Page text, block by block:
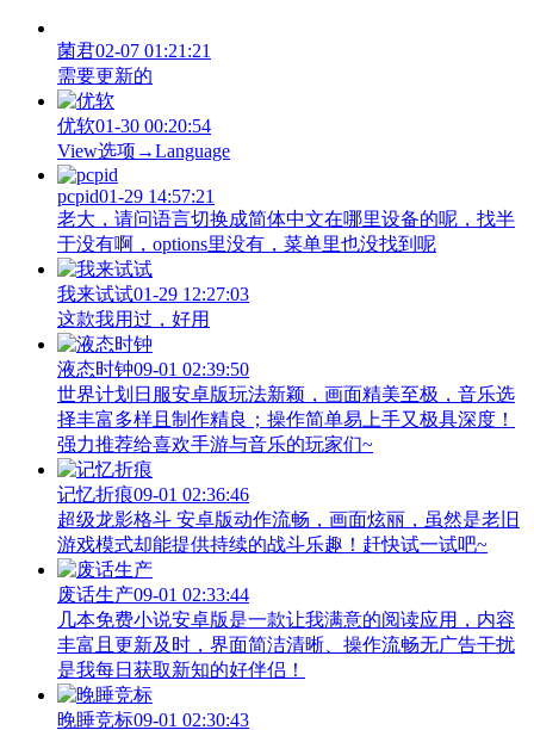
菌君02-07 01:21:21
需要更新的
优软01-30 00:20:54
View‌选项→Language
pcpid01-29 14:57:21
老大，请问语言切换成简体中文在哪里设备的呢，找半
于没有啊，options里没有，菜单里也没找到呢
我来试试01-29 12:27:03
这款我用过，好用
液态时钟09-01 02:39:50
世界计划日服安卓版玩法新颖，画面精美至极，音乐选
择丰富多样且制作精良；操作简单易上手又极具深度！
强力推荐给喜欢手游与音乐的玩家们~
记忆折痕09-01 02:36:46
超级龙影格斗 安卓版动作流畅，画面炫丽，虽然是老旧
游戏模式却能提供持续的战斗乐趣！赶快试一试吧~
废话生产09-01 02:33:44
几本免费小说安卓版是一款让我满意的阅读应用，内容
丰富且更新及时，界面简洁清晰、操作流畅无广告干扰
是我每日获取新知的好伴侣！
晚睡竞标09-01 02:30:43